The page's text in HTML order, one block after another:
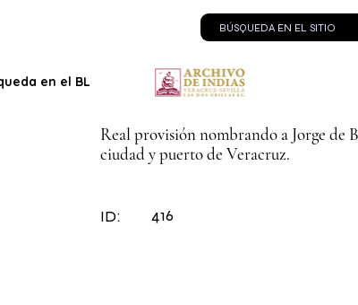
en el BLOG Contacto
Real provisión nombrando a Jorge de
ciudad y puerto de Veracruz.
ID: 416